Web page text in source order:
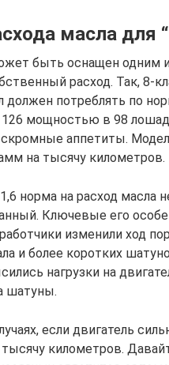
масла для
быть оснащен одним
расход. Так, 8-
должен потреблять по
мощностью в 98
аппетиты.
на тысячу километров.
норма на расход
Ключевые его
изменили ход
и более коротких
нагрузки на
шатуны.
если двигатель
тысячу километров.